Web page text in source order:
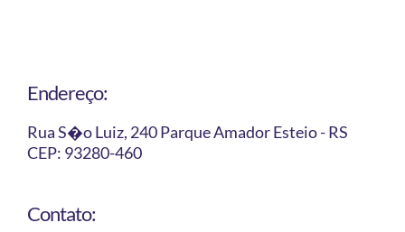
Endereço:
Rua S�o Luiz, 240 Parque Amador Esteio - RS
CEP: 93280-460
Contato: